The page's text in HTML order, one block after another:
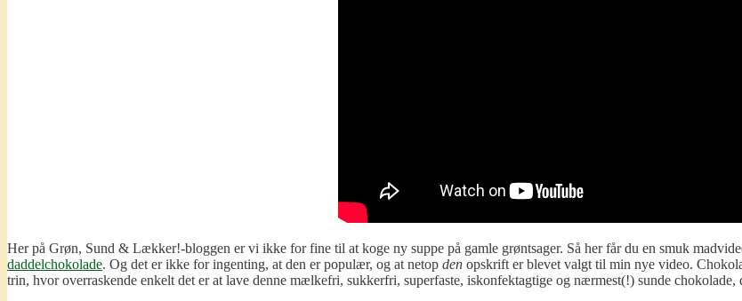
Her på Grøn, Sund & Lækker!-bloggen er vi ikke for fine til at koge ny suppe på gamle grøntsager. Så her får du en smuk
daddelchokolade. Og det er ikke for ingenting, at den er populær, og at netop den opskrift er blevet valgt til min nye video.
trin, hvor overraskende enkelt det er at lave denne mælkefri, sukkerfri, superfaste, iskonfektagtige og nærmest(!) sunde chokolade,